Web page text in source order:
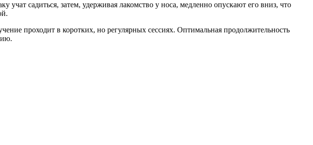
учат садиться, затем, удерживая лакомство у носа, медленно опускают его вниз, что
проходит в коротких, но регулярных сессиях. Оптимальная продолжительность